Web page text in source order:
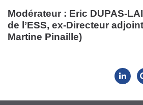
Modérateur : Eric DUPAS-
de l’ESS, ex-Directeur
Martine Pinaille)